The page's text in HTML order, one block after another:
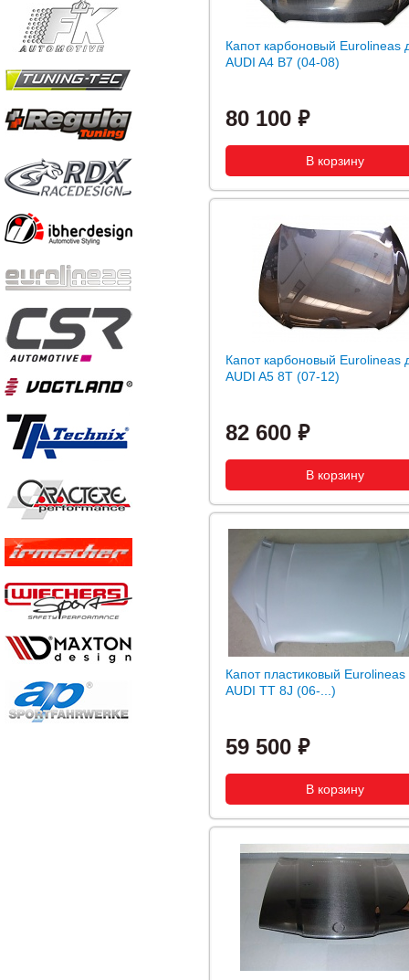
Капот карбоновый Eurolineas
AUDI A4 B7 (04-08)
80 100
Капот карбоновый Eurolineas
AUDI A5 8T (07-12)
82 600
Капот пластиковый Eurolineas
AUDI TT 8J (06-...)
59 500